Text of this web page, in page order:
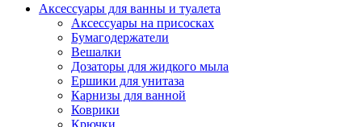
Аксессуары для ванны и туалета
Аксессуары на присосках
Бумагодержатели
Вешалки
Дозаторы для жидкого мыла
Ершики для унитаза
Карнизы для ванной
Коврики
Крючки